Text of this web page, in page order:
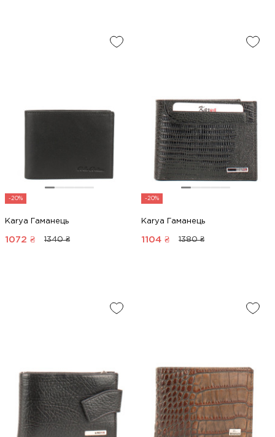
-20%
Karya Гаманець
1072 ₴ 1340 ₴
-20%
Karya Гаманець
1104 ₴ 1380 ₴